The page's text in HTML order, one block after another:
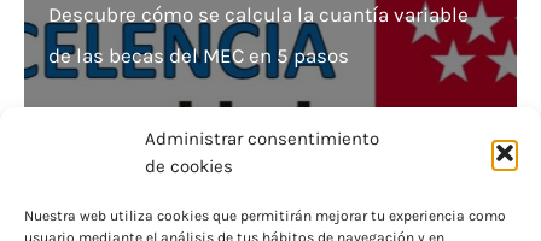
Administrar consentimiento
de cookies
Nuestra web utiliza cookies que permitirán mejorar tu experiencia como
usuario mediante el análisis de tus hábitos de navegación y en
Descubre cómo se calcula la cuantía variable
de las becas del MEC en 5 pasos